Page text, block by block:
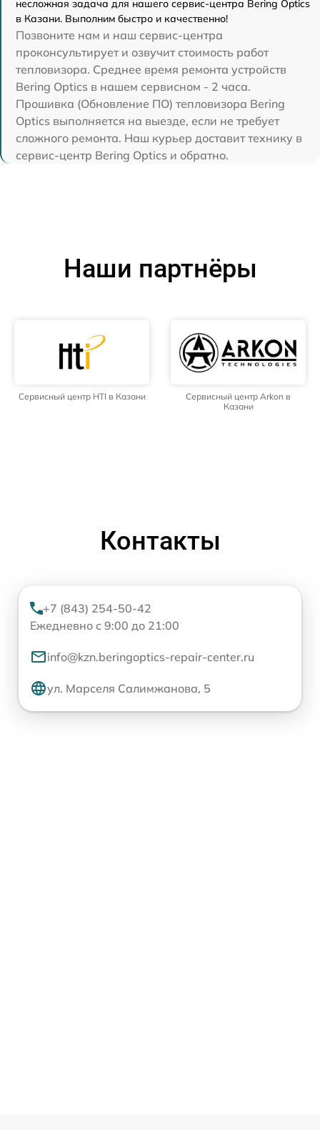
несложная задача для нашего сервис-центра Bering Optics
в Казани. Выполним быстро и качественно!
Позвоните нам и наш сервис-центра
проконсультирует и озвучит стоимость работ
тепловизора. Среднее время ремонта устройств
Bering Optics в нашем сервисном - 2 часа.
Прошивка (Обновление ПО) тепловизора Bering
Optics выполняется на выезде, если не требует
сложного ремонта. Наш курьер доставит технику в
сервис-центр Bering Optics и обратно.
Наши партнёры
Сервисный центр HTI в Казани
Сервисный центр Arkon в
Казани
Контакты
+7 (843) 254-50-42
Ежедневно с 9:00 до 21:00
info@kzn.beringoptics-repair-center.ru
ул. Марселя Салимжанова, 5